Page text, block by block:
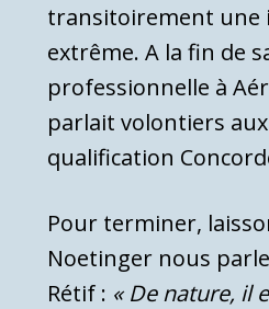
transitoirement une
extrême. A la fin de
professionnelle à
parlait volontiers
qualification
Pour terminer,
Noetinger nous
Rétif : « De nature, il